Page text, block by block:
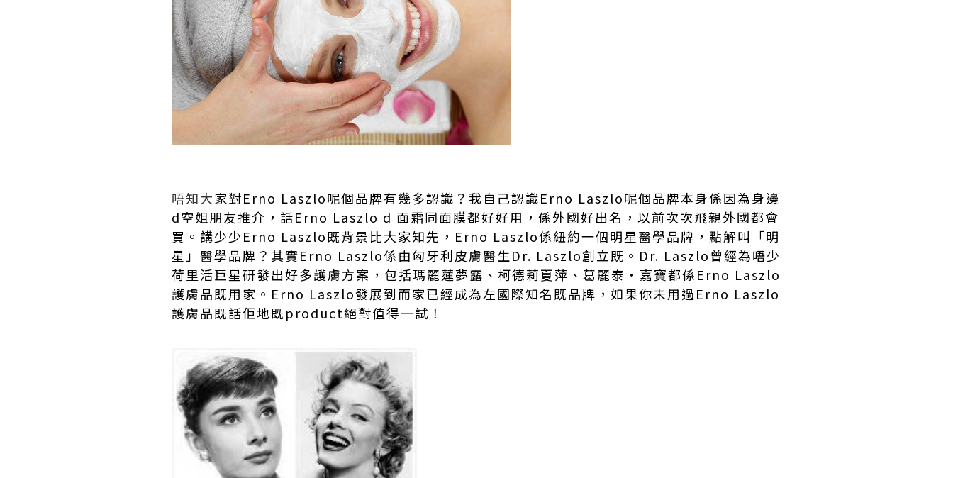
唔知大家對Erno Laszlo呢個品牌有幾多認識？我自己認識Erno Laszlo呢個品牌本身係因為身邊
d空姐朋友推介，話Erno Laszlo d 面霜同面膜都好好用，係外國好出名，以前次次飛親外國都會
買。講少少Erno Laszlo既背景比大家知先，Erno Laszlo係紐約一個明星醫學品牌 ，點解叫「明
星」醫學品牌？其實Erno Laszlo係由匈牙利皮膚醫生Dr. Laszlo創立既。Dr. Laszlo曾經為唔少
荷里活巨星研發出好多護膚方案 ，包括瑪麗蓮夢露、柯德莉夏萍、葛麗泰·嘉寶都係Erno Laszlo
護膚品既用家。 Erno Laszlo發展到而家已經成為左國際知名既品牌，如果你未用過Erno Laszlo
護膚品既話佢地既product絕對值得一試 ！